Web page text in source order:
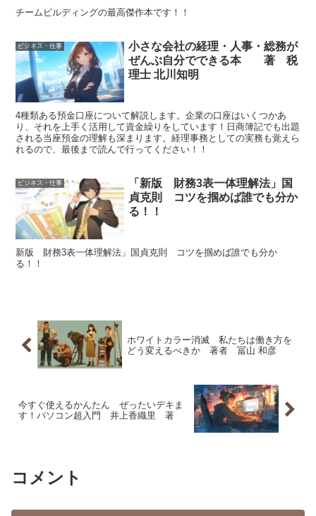
チームビルディングの最高傑作本です！！
ビジネス・仕事
小さな会社の経理・人事・総務が
ぜんぶ自分でできる本 著 税
理士 北川知明
4種類ある預金口座について解説します。企業の口座はいくつかあ
り、それを上手く活用して資金繰りをしています！日商簿記でも出題
される当座預金の理解も深まります。経理事務としての実務も覚えら
れるので、最後まで読んで行ってください！！
ビジネス・仕事
「新版 財務3表一体理解法」国
貞克則 コツを掴めば誰でも分か
る！！
新版 財務3表一体理解法」国貞克則 コツを掴めば誰でも分か
る！！
ホワイトカラー消滅 私たちは働き方を
どう変えるべきか 著者 冨山 和彦
今すぐ使えるかんたん ぜったいデキま
す！パソコン超入門 井上香織里 著
コメント